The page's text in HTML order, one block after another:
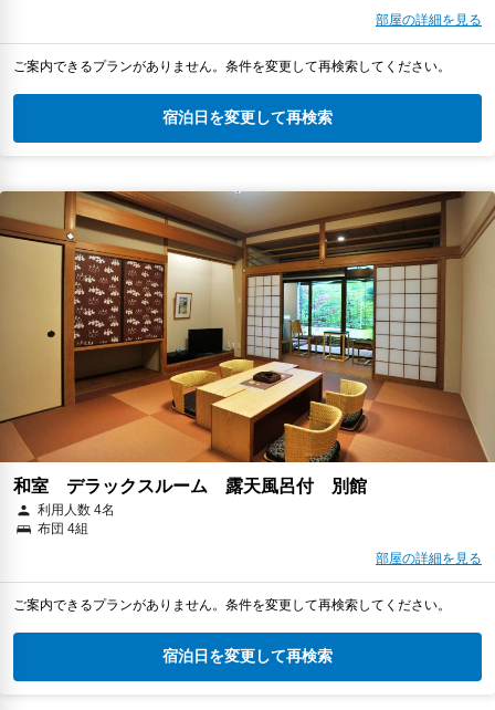
部屋の詳細を見る
ご案内できるプランがありません。条件を変更して再検索してください。
宿泊日を変更して再検索
和室 デラックスルーム 露天風呂付 別館
利用人数 4名
布団 4組
部屋の詳細を見る
ご案内できるプランがありません。条件を変更して再検索してください。
宿泊日を変更して再検索